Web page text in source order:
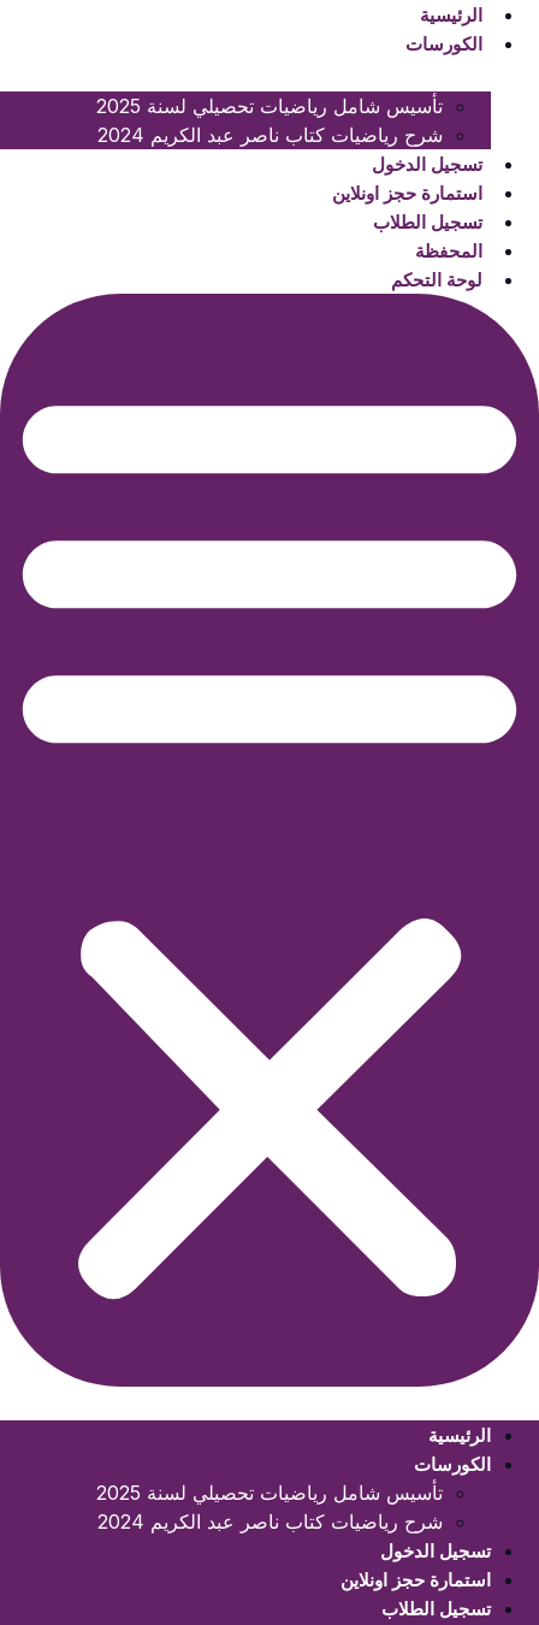
التجاوز
التجاوز
الرئيسية
الكورسات
تأسيس شامل رياضيات تحصيلي لسنة 2025
شرح رياضيات كتاب ناصر عبد الكريم 2024
تسجيل الدخول
استمارة حجز اونلاين
تسجيل الطلاب
المحفظة
لوحة التحكم
الرئيسية
الكورسات
تأسيس شامل رياضيات تحصيلي لسنة 2025
شرح رياضيات كتاب ناصر عبد الكريم 2024
تسجيل الدخول
استمارة حجز اونلاين
تسجيل الطلاب